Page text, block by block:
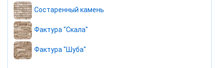
Состаренный камень
Фактура "Скала"
Фактура "Шуба"